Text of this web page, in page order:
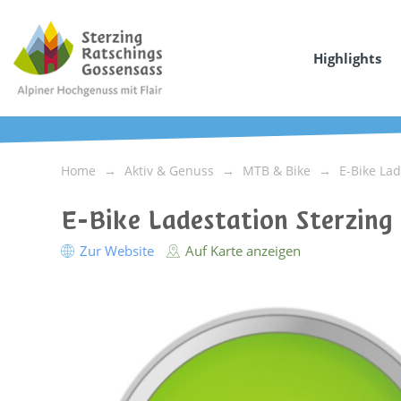
Highlights
Home Aktiv & Genuss MTB & Bike E-Bike
E-Bike Ladestation Sterzing
Zur Website Auf Karte anzeigen